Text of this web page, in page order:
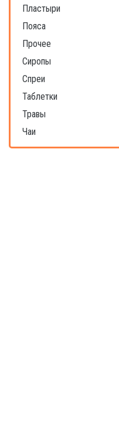
Пластыри
Пояса
Прочее
Сиропы
Спреи
Таблетки
Травы
Чаи